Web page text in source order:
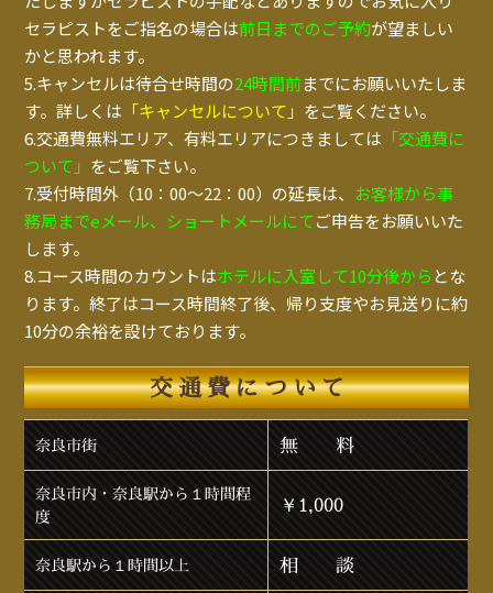
セラピストをご指名の場合は前日までのご予約が望ましい
かと思われます。
5.キャンセルは待合せ時間の24時間前までにお願いいたしま
す。詳しくは 「キャンセルについて」 をご覧ください。
6.交通費無料エリア、有料エリアにつきましては 「交通費に
ついて」 をご覧下さい。
7.受付時間外（10：00～22：00）の延長は、 お客様から事
務局までeメール、ショートメールにてご申告をお願いいた
します。
8.コース時間のカウントはホテルに入室して10分後から とな
ります。終了はコース時間終了後、帰り支度やお見送りに約
10分の余裕を設けております。
交通費について
奈良市街 無 料
奈良市内・奈良駅から１時間程
度
￥1,000
奈良駅から１時間以上 相 談